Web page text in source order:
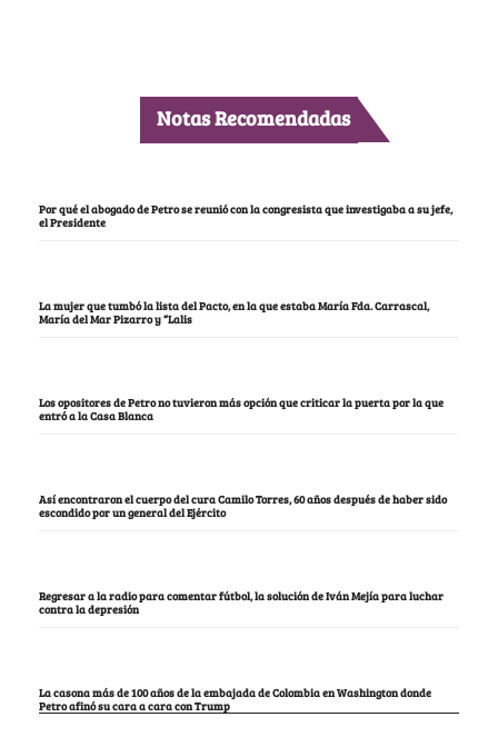
Notas Recomendadas
Por qué el abogado de Petro se reunió con la congresista que investigaba a su jefe,
el Presidente
La mujer que tumbó la lista del Pacto, en la que estaba María Fda. Carrascal,
María del Mar Pizarro y “Lalis
Los opositores de Petro no tuvieron más opción que criticar la puerta por la que
entró a la Casa Blanca
Así encontraron el cuerpo del cura Camilo Torres, 60 años después de haber sido
escondido por un general del Ejército
Regresar a la radio para comentar fútbol, la solución de Iván Mejía para luchar
contra la depresión
La casona más de 100 años de la embajada de Colombia en Washington donde
Petro afinó su cara a cara con Trump